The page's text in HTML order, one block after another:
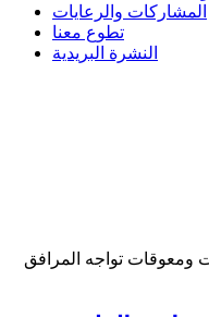
المشاركات والرعايات
تطوع معنا
النشرة البريدية
ومعوقات تواجه المرافق